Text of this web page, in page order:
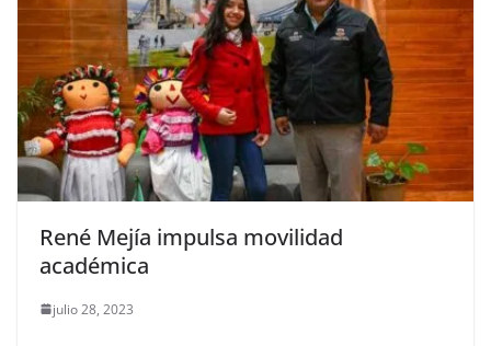
René Mejía impulsa movilidad
académica
julio 28, 2023